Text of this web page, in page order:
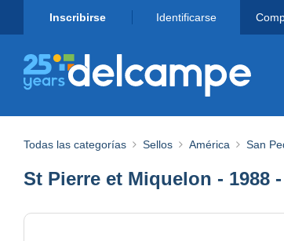
Inscribirse Identificarse
Todas las categorías Sellos América San
St Pierre et Miquelon - 1988